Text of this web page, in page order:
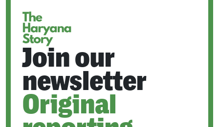
Join our
newsletter
Original